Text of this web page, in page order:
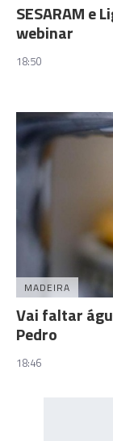
SESARAM e
webinar
18:50
MADEIRA
Vai faltar
Pedro
18:46